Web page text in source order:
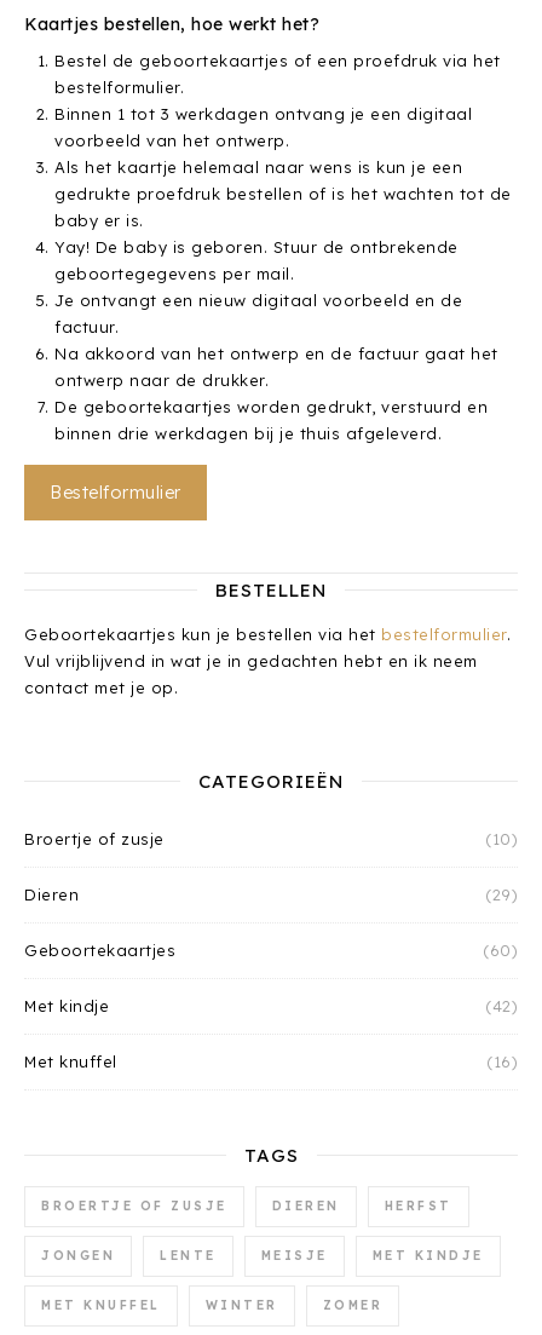
Kaartjes bestellen, hoe werkt het?
Bestel de geboortekaartjes of een proefdruk via het
bestelformulier.
Binnen 1 tot 3 werkdagen ontvang je een digitaal
voorbeeld van het ontwerp.
Als het kaartje helemaal naar wens is kun je een
gedrukte proefdruk bestellen of is het wachten tot de
baby er is.
Yay! De baby is geboren. Stuur de ontbrekende
geboortegegevens per mail.
Je ontvangt een nieuw digitaal voorbeeld en de
factuur.
Na akkoord van het ontwerp en de factuur gaat het
ontwerp naar de drukker.
De geboortekaartjes worden gedrukt, verstuurd en
binnen drie werkdagen bij je thuis afgeleverd.
Bestelformulier
BESTELLEN
Geboortekaartjes kun je bestellen via het bestelformulier.
Vul vrijblijvend in wat je in gedachten hebt en ik neem
contact met je op.
CATEGORIEËN
Broertje of zusje (10)
Dieren (29)
Geboortekaartjes (60)
Met kindje (42)
Met knuffel (16)
TAGS
BROERTJE OF ZUSJE DIEREN HERFST
JONGEN LENTE MEISJE MET KINDJE
MET KNUFFEL WINTER ZOMER